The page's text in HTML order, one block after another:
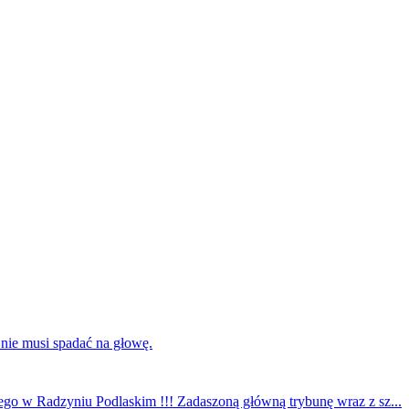
musi spadać na głowę.
w Radzyniu Podlaskim !!! Zadaszoną główną trybunę wraz z sz...